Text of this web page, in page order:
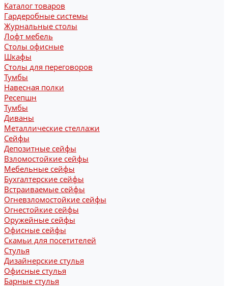
Каталог товаров
Гардеробные системы
Журнальные столы
Лофт мебель
Столы офисные
Шкафы
Столы для переговоров
Тумбы
Навесная полки
Ресепшн
Тумбы
Диваны
Металлические стеллажи
Сейфы
Депозитные сейфы
Взломостойкие сейфы
Мебельные сейфы
Бухгалтерские сейфы
Встраиваемые сейфы
Огневзломостойкие сейфы
Огнестойкие сейфы
Оружейные сейфы
Офисные сейфы
Скамьи для посетителей
Стулья
Дизайнерские стулья
Офисные стулья
Барные стулья